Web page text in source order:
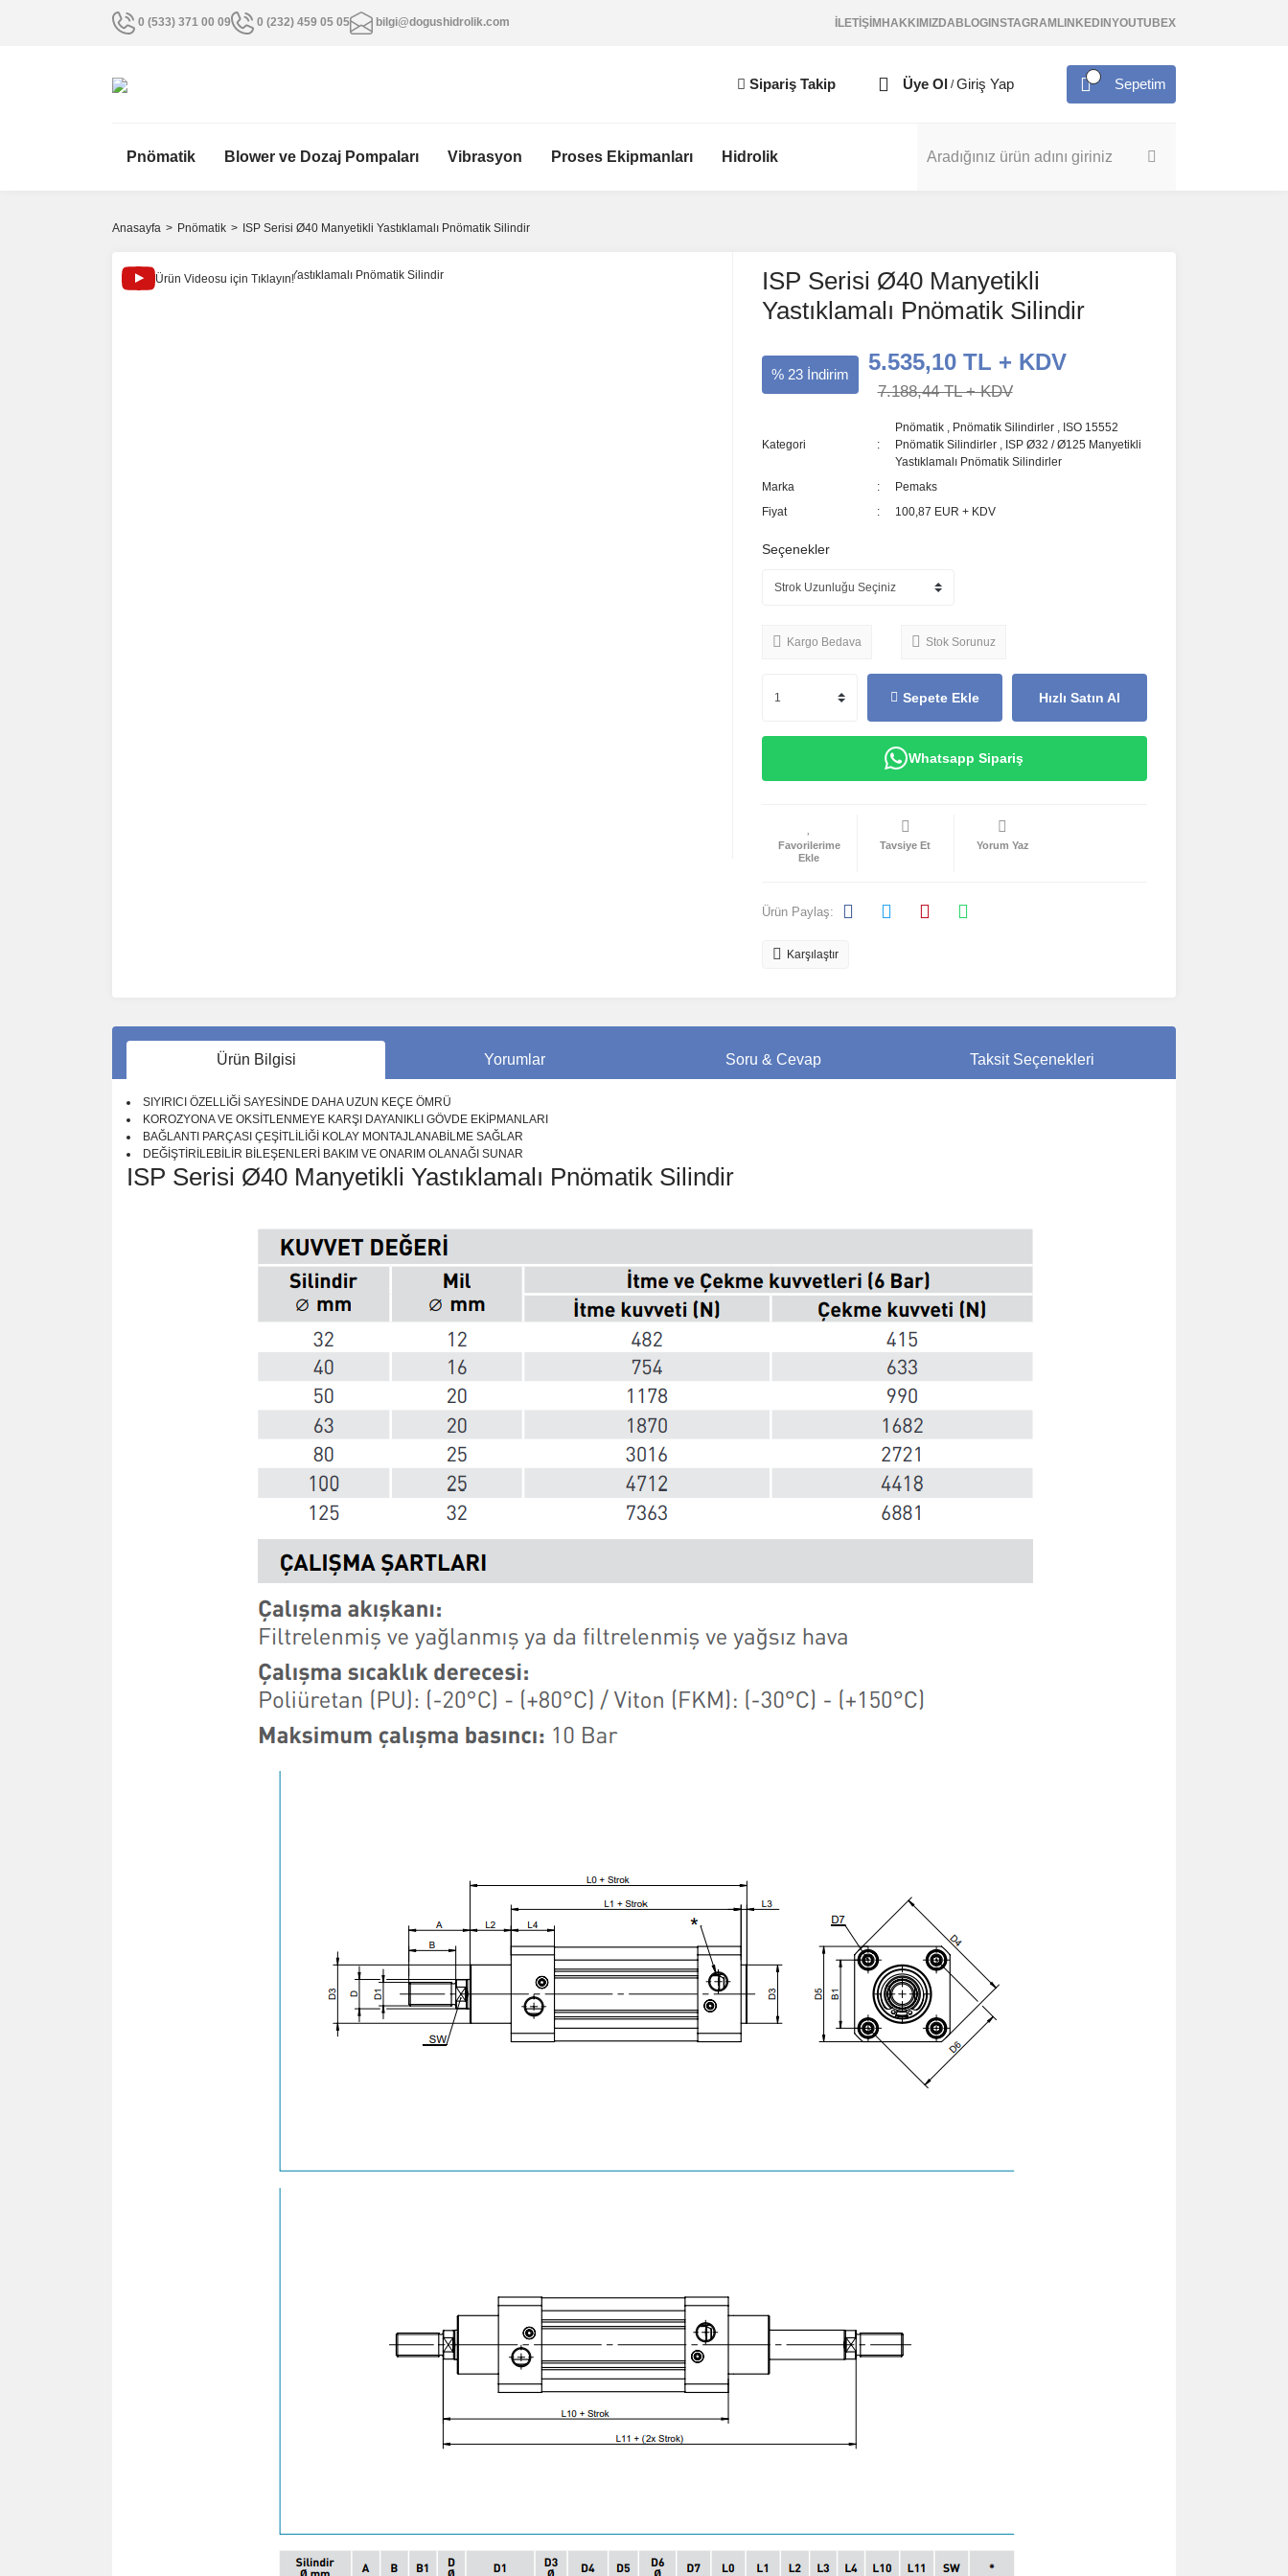
0 (533) 371 00 09 0 (232) 459 05 05 bilgi@dogushidrolik.com İLETİŞİM HAKKIMIZDA BLOG INSTAGRAM LINKEDINYOUTUBEX
Sipariş Takip Üye Ol / Giriş Yap Sepetim
Pnömatik Blower ve Dozaj Pompaları Vibrasyon Proses Ekipmanları Hidrolik
Anasayfa Pnömatik ISP Serisi Ø40 Manyetikli Yastıklamalı Pnömatik Silindir
Ürün Videosu için Tıklayın!
ISP Serisi Ø40 Manyetikli
Yastıklamalı Pnömatik Silindir
% 23 İndirim 5.535,10 TL + KDV
7.188,44 TL + KDV
Kategori
Pnömatik , Pnömatik Silindirler , ISO 15552
Pnömatik Silindirler , ISP Ø32 / Ø125 Manyetikli
Yastıklamalı Pnömatik Silindirler
Marka
Pemaks
Fiyat
100,87 EUR + KDV
Seçenekler
Kargo Bedava Stok Sorunuz
Sepete Ekle Hızlı Satın Al
Whatsapp Sipariş
Tavsiye Et Yorum Yaz
Ürün Paylaş:
Karşılaştır
Ürün Bilgisi Yorumlar Soru & Cevap Taksit Seçenekleri
SIYIRICI ÖZELLİĞİ SAYESİNDE DAHA UZUN KEÇE ÖMRÜ
KOROZYONA VE OKSİTLENMEYE KARŞI DAYANIKLI GÖVDE EKİPMANLARI
BAĞLANTI PARÇASI ÇEŞİTLİLİĞİ KOLAY MONTAJLANABİLME SAĞLAR
DEĞİŞTİRİLEBİLİR BİLEŞENLERİ BAKIM VE ONARIM OLANAĞI SUNAR
ISP Serisi Ø40 Manyetikli Yastıklamalı Pnömatik Silindir